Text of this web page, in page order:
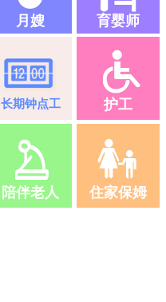
月嫂 育婴师
长期钟点工 护工
陪伴老人 住家保姆